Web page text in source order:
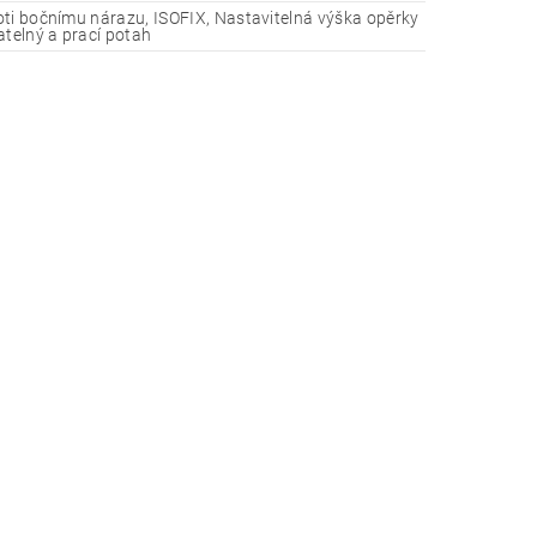
bočnímu nárazu, ISOFIX, Nastavitelná výška opěrky
a prací potah